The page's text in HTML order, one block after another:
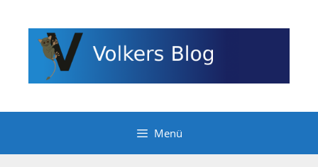
Inhalt
springen
Menü